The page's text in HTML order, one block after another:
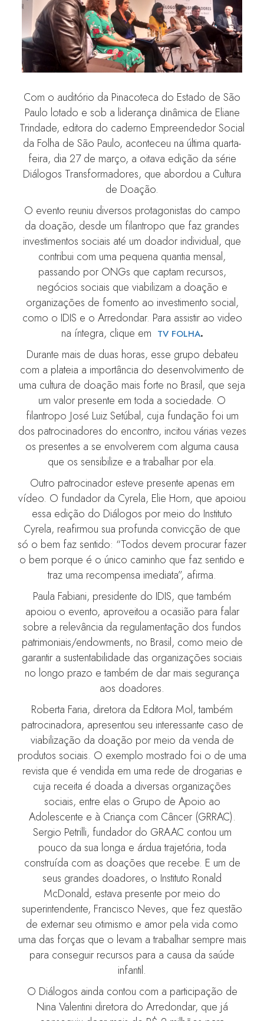
Com o auditório da Pinacoteca do Estado de São
Paulo lotado e sob a liderança dinâmica de Eliane
Trindade, editora do caderno Empreendedor Social
da Folha de São Paulo, aconteceu na última quarta-
feira, dia 27 de março, a oitava edição da série
Diálogos Transformadores, que abordou a Cultura
de Doação.
O evento reuniu diversos protagonistas do campo
da doação, desde um filantropo que faz grandes
investimentos sociais até um doador individual, que
contribui com uma pequena quantia mensal,
passando por ONGs que captam recursos,
negócios sociais que viabilizam a doação e
organizações de fomento ao investimento social,
como o IDIS e o Arredondar. Para assistir ao video
na íntegra, clique em TV FOLHA.
Durante mais de duas horas, esse grupo debateu
com a plateia a importância do desenvolvimento de
uma cultura de doação mais forte no Brasil, que seja
um valor presente em toda a sociedade. O
filantropo José Luiz Setúbal, cuja fundação foi um
dos patrocinadores do encontro, incitou várias vezes
os presentes a se envolverem com alguma causa
que os sensibilize e a trabalhar por ela.
Outro patrocinador esteve presente apenas em
vídeo. O fundador da Cyrela, Elie Horn, que apoiou
essa edição do Diálogos por meio do Instituto
Cyrela, reafirmou sua profunda convicção de que
só o bem faz sentido: “Todos devem procurar fazer
o bem porque é o único caminho que faz sentido e
traz uma recompensa imediata”, afirma.
Paula Fabiani, presidente do IDIS, que também
apoiou o evento, aproveitou a ocasião para falar
sobre a relevância da regulamentação dos fundos
patrimoniais/endowments, no Brasil, como meio de
garantir a sustentabilidade das organizações sociais
no longo prazo e também de dar mais segurança
aos doadores.
Roberta Faria, diretora da Editora Mol, também
patrocinadora, apresentou seu interessante caso de
viabilização da doação por meio da venda de
produtos sociais. O exemplo mostrado foi o de uma
revista que é vendida em uma rede de drogarias e
cuja receita é doada a diversas organizações
sociais, entre elas o Grupo de Apoio ao
Adolescente e à Criança com Câncer (GRRAC).
Sergio Petrilli, fundador do GRAAC contou um
pouco da sua longa e árdua trajetória, toda
construída com as doações que recebe. E um de
seus grandes doadores, o Instituto Ronald
McDonald, estava presente por meio do
superintendente, Francisco Neves, que fez questão
de externar seu otimismo e amor pela vida como
uma das forças que o levam a trabalhar sempre mais
para conseguir recursos para a causa da saúde
infantil.
O Diálogos ainda contou com a participação de
Nina Valentini diretora do Arredondar, que já